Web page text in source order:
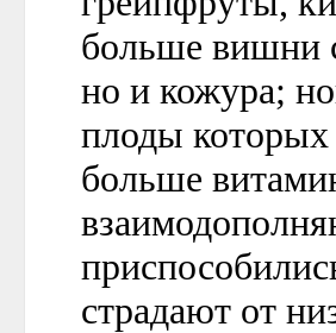
больше вишни
но и кожура;
плоды которых
больше
страдают от